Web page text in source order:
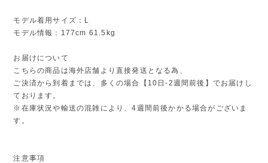
モデル着用サイズ：L
モデル情報：177cm 61.5kg
お届けについて
こちらの商品は海外店舗より直接発送となる為、
ご決済から到着までは、多くの場合【10日-2週間前後】でお届けし
ております。
※在庫状況や輸送の混雑により、4週間前後かかる場合がございま
す。
注意事項